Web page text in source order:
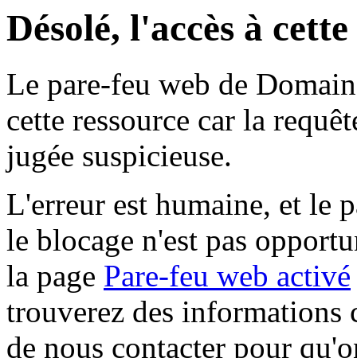
Désolé, l'accès à
Le pare-feu web de
cette ressource car la
jugée suspicieuse.
L'erreur est humaine, et le
le blocage n'est pas
la page Pare-feu web activé
trouverez des informations
de nous contacter pour